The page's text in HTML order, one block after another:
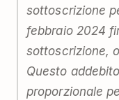
sottoscrizione
febbraio 2024
sottoscrizione,
Questo
proporzionale